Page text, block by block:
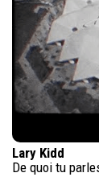
Lary Kidd
De quoi tu